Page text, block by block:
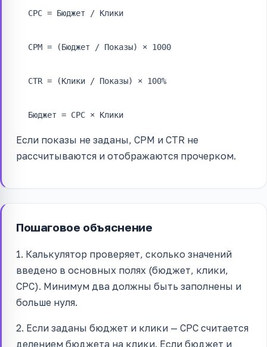
CPC = Бюджет / Клики
CPM = (Бюджет / Показы) × 1000
CTR = (Клики / Показы) × 100%
Бюджет = CPC × Клики
Если показы не заданы, CPM и CTR не
рассчитываются и отображаются прочерком.
Пошаговое объяснение
1. Калькулятор проверяет, сколько значений
введено в основных полях (бюджет, клики,
CPC). Минимум два должны быть заполнены и
больше нуля.
2. Если заданы бюджет и клики — CPC считается
делением бюджета на клики. Если бюджет и